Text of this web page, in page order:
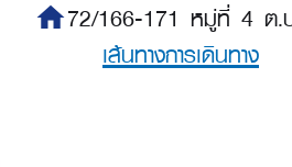
home72/166-171 หมู่ที่ 4 ต.
เส้นทางการเดินทาง